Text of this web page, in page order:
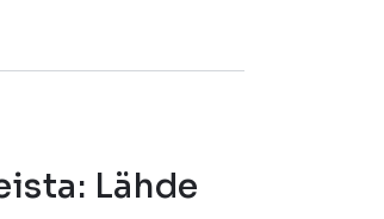
Lähde